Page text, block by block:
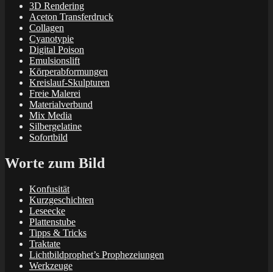
3D Rendering
Aceton Transferdruck
Collagen
Cyanotypie
Digital Poison
Emulsionslift
Körperabformungen
Kreislauf-Skulpturen
Freie Malerei
Materialverbund
Mix Media
Silbergelatine
Sofortbild
Worte zum Bild
Konfusität
Kurzgeschichten
Leseecke
Plattenstube
Tipps & Tricks
Traktate
Lichtbildprophet’s Prophezeiungen
Werkzeuge